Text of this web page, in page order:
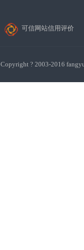
可信网站信用评价
Copyright ? 2003-2016